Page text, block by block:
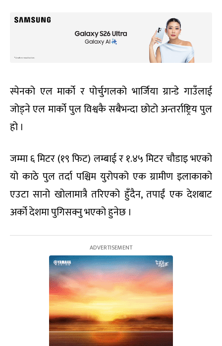
स्पेनको एल मार्को र पोर्चुगलको भार्जिया ग्रान्डे गाउँलाई
जोड्ने एल मार्को पुल विश्वकै सबैभन्दा छोटो अन्तर्राष्ट्रिय पुल
हो ।
जम्मा ६ मिटर (१९ फिट) लम्बाई र १.४५ मिटर चौडाइ भएको
यो काठे पुल तर्दा पश्चिम युरोपको एक ग्रामीण इलाकाको
एउटा सानो खोलामात्रै तरिएको हुँदैन, तपाईं एक देशबाट
अर्को देशमा पुगिसक्नु भएको हुनेछ ।